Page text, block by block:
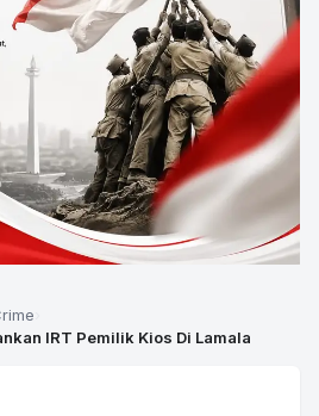
IRT Pemilik Kios Di Lamala